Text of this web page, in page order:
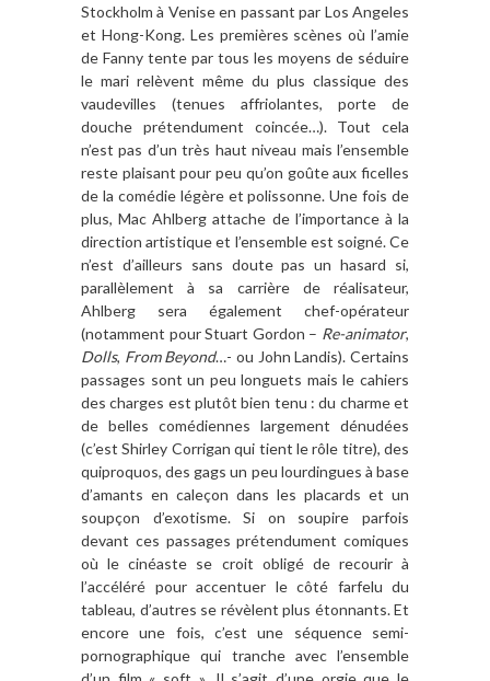
Stockholm à Venise en passant par Los Angeles
et Hong-Kong. Les premières scènes où l’amie
de Fanny tente par tous les moyens de séduire
le mari relèvent même du plus classique des
vaudevilles (tenues affriolantes, porte de
douche prétendument coincée…). Tout cela
n’est pas d’un très haut niveau mais l’ensemble
reste plaisant pour peu qu’on goûte aux ficelles
de la comédie légère et polissonne. Une fois de
plus, Mac Ahlberg attache de l’importance à la
direction artistique et l’ensemble est soigné. Ce
n’est d’ailleurs sans doute pas un hasard si,
parallèlement à sa carrière de réalisateur,
Ahlberg sera également chef-opérateur
(notamment pour Stuart Gordon – Re-animator,
Dolls, From Beyond…- ou John Landis). Certains
passages sont un peu longuets mais le cahiers
des charges est plutôt bien tenu : du charme et
de belles comédiennes largement dénudées
(c’est Shirley Corrigan qui tient le rôle titre), des
quiproquos, des gags un peu lourdingues à base
d’amants en caleçon dans les placards et un
soupçon d’exotisme. Si on soupire parfois
devant ces passages prétendument comiques
où le cinéaste se croit obligé de recourir à
l’accéléré pour accentuer le côté farfelu du
tableau, d’autres se révèlent plus étonnants. Et
encore une fois, c’est une séquence semi-
pornographique qui tranche avec l’ensemble